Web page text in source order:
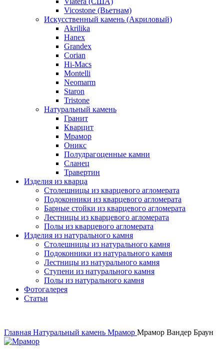
Vicostone (Вьетнам)
Искусственный камень (Акриловый)
Akrilika
Hanex
Grandex
Corian
Hi-Macs
Montelli
Neomarm
Staron
Tristone
Натуральный камень
Гранит
Кварцит
Мрамор
Оникс
Полудрагоценные камни
Сланец
Травертин
Изделия из кварца
Столешницы из кварцевого агломерата
Подоконники из кварцевого агломерата
Барные стойки из кварцевого агломерата
Лестницы из кварцевого агломерата
Полы из кварцевого агломерата
Изделия из натурального камня
Столешницы из натурального камня
Подоконники из натурального камня
Лестницы из натурального камня
Ступени из натурального камня
Полы из натурального камня
Фотогалерея
Статьи
Главная Натуральный камень Мрамор Мрамор Вандер Браун